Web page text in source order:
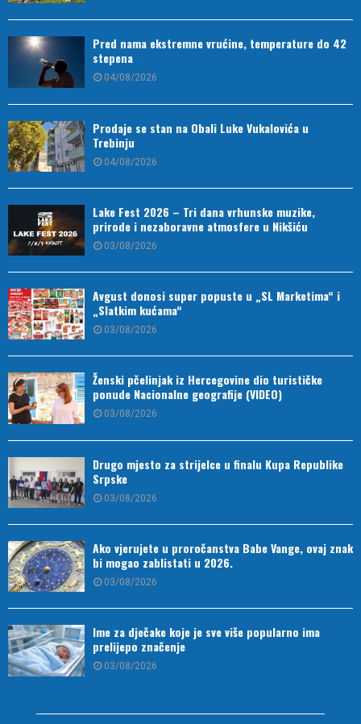
Pred nama ekstremne vrućine, temperature do 42
stepena
04/08/2026
Prodaje se stan na Obali Luke Vukalovića u
Trebinju
04/08/2026
Lake Fest 2026 – Tri dana vrhunske muzike,
prirode i nezaboravne atmosfere u Nikšiću
03/08/2026
Avgust donosi super popuste u „SL Marketima“ i
„Slatkim kućama“
03/08/2026
Ženski pčelinjak iz Hercegovine dio turističke
ponude Nacionalne geografije (VIDEO)
03/08/2026
Drugo mjesto za strijelce u finalu Kupa Republike
Srpske
03/08/2026
Ako vjerujete u proročanstva Babe Vange, ovaj znak
bi mogao zablistati u 2026.
03/08/2026
Ime za dječake koje je sve više popularno ima
prelijepo značenje
03/08/2026